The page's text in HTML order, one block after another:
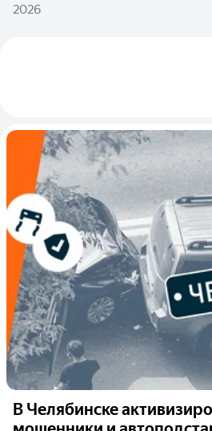
2026
В Челябинске